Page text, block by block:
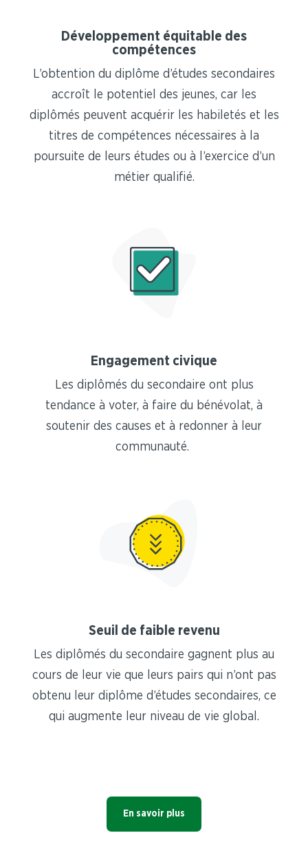
Développement équitable des
compétences
L’obtention du diplôme d’études secondaires
accroît le potentiel des jeunes, car les
diplômés peuvent acquérir les habiletés et les
titres de compétences nécessaires à la
poursuite de leurs études ou à l’exercice d’un
métier qualifié.
Engagement civique
Les diplômés du secondaire ont plus
tendance à voter, à faire du bénévolat, à
soutenir des causes et à redonner à leur
communauté.
Seuil de faible revenu
Les diplômés du secondaire gagnent plus au
cours de leur vie que leurs pairs qui n’ont pas
obtenu leur diplôme d’études secondaires, ce
qui augmente leur niveau de vie global.
En savoir plus